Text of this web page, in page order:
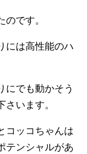
です。
には高性能のハ
にでも動かそう
います。
コッコちゃんは
テンシャルがあ